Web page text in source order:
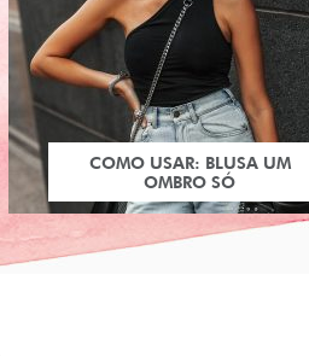
COMO USAR: BLUSA UM
OMBRO SÓ